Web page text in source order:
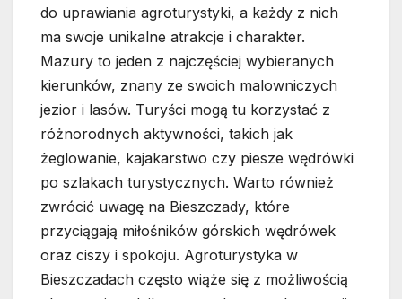
do uprawiania agroturystyki, a każdy z nich
ma swoje unikalne atrakcje i charakter.
Mazury to jeden z najczęściej wybieranych
kierunków, znany ze swoich malowniczych
jezior i lasów. Turyści mogą tu korzystać z
różnorodnych aktywności, takich jak
żeglowanie, kajakarstwo czy piesze wędrówki
po szlakach turystycznych. Warto również
zwrócić uwagę na Bieszczady, które
przyciągają miłośników górskich wędrówek
oraz ciszy i spokoju. Agroturystyka w
Bieszczadach często wiąże się z możliwością